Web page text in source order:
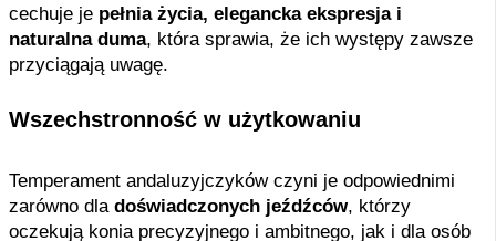
cechuje je pełnia życia, elegancka ekspresja i
naturalna duma, która sprawia, że ich występy zawsze
przyciągają uwagę.
Wszechstronność w użytkowaniu
Temperament andaluzyjczyków czyni je odpowiednimi
zarówno dla doświadczonych jeźdźców, którzy
oczekują konia precyzyjnego i ambitnego, jak i dla osób